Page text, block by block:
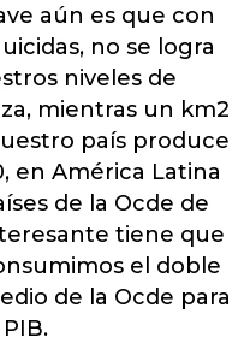
aún es que con
no se logra
niveles de
mientras un km2
país produce
en América Latina
de la Ocde de
tiene que
el doble
de la Ocde para